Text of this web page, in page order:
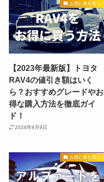
お得に車を買う
【2023年最新版】トヨタ
RAV4の値引き額はいく
ら？おすすめグレードやお
得な購入方法を徹底ガイ
ド！
2024年9月9日
お得に車を買う